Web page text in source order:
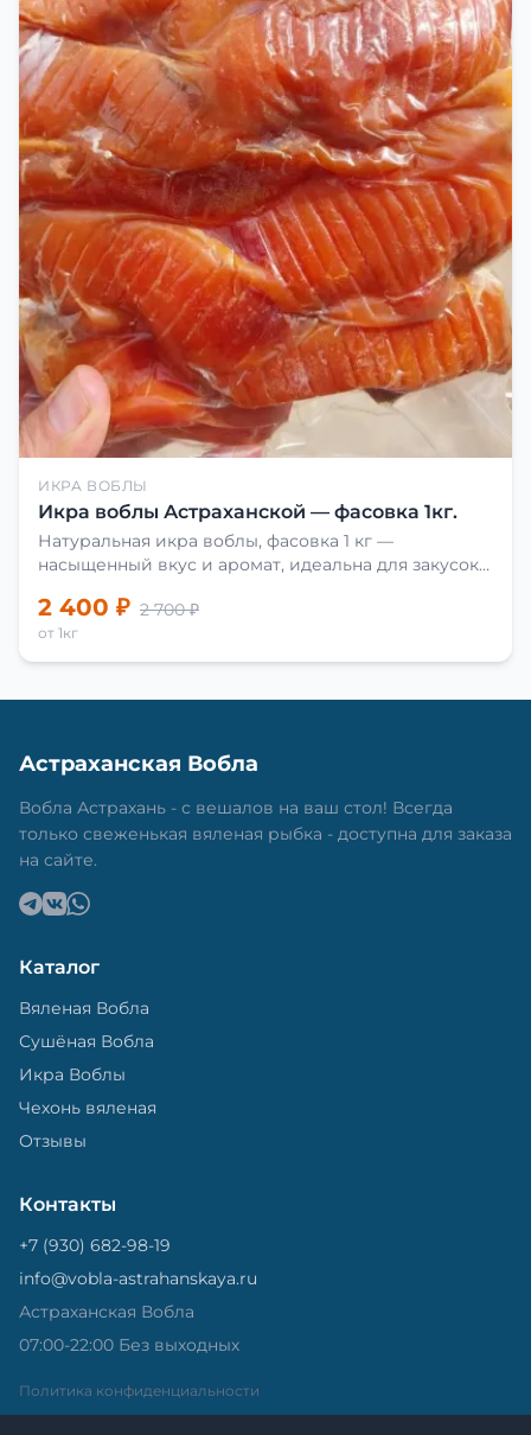
ИКРА ВОБЛЫ
Икра воблы Астраханской — фасовка 1кг.
Натуральная икра воблы, фасовка 1 кг —
насыщенный вкус и аромат, идеальна для закусок
2 400 ₽ 2 700 ₽
от 1кг
Астраханская Вобла
Вобла Астрахань - с вешалов на ваш стол! Всегда
только свеженькая вяленая рыбка - доступна для заказа
на сайте.
Каталог
Вяленая Вобла
Сушёная Вобла
Икра Воблы
Чехонь вяленая
Отзывы
Контакты
+7 (930) 682-98-19
info@vobla-astrahanskaya.ru
Астраханская Вобла
07:00-22:00 Без выходных
Политика конфиденциальности